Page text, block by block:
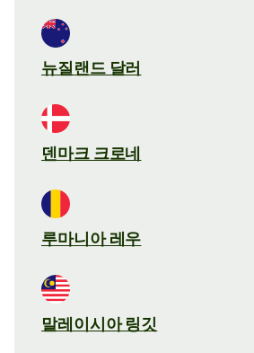
뉴질랜드 달러
덴마크 크로네
루마니아 레우
말레이시아 링깃